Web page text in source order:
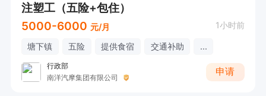
注塑工（五险+包住）
5000-6000 元/月 1小时前
塘下镇 五险 提供食宿 交通补助 ...
行政部
南洋汽摩集团有限公司
申请